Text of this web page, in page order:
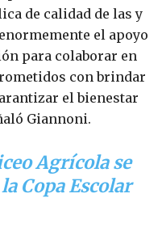
de calidad de las y
el apoyo
para colaborar en
con brindar
el bienestar
Giannoni.
Agrícola se
Copa Escolar